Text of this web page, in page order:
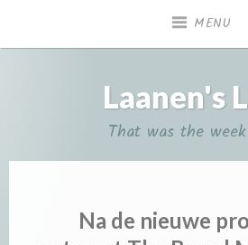
MENU
Laanen's
That was the
Na de nieuwe